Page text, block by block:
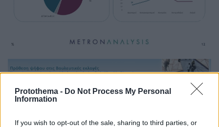
Protothema - Do Not Process My Personal
Information
If you wish to opt-out of the sale, sharing to third parties, or